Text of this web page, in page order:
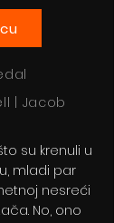
| Jacob
su krenuli u
mladi par
nesreći
No, ono